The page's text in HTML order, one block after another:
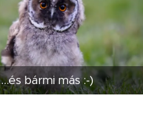
...és bármi más :-)